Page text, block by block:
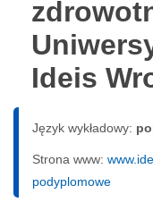
Ideis
Język wykładowy:
Strona www:
podyplomowe